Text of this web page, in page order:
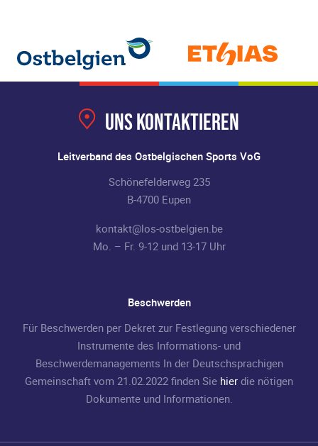
Uns kontaktieren
Leitverband des Ostbelgischen Sports VoG
Schönefelderweg 235
B-4700 Eupen
kontakt@los-ostbelgien.be
Mo. – Fr. 9-12 und 13-17 Uhr
Beschwerden
Für Beschwerden per Dekret zur Festlegung verschiedener
Instrumente des Informations- und
Beschwerdemanagements In der Deutschsprachigen
Gemeinschaft vom 21.02.2022 finden Sie hier die nötigen
Dokumente und Informationen.